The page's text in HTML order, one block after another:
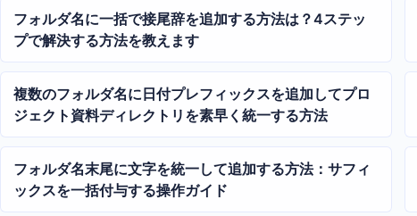
フォルダ名に一括で接尾辞を追加する方法は？4ステッ
プで解決する方法を教えます
複数のフォルダ名に日付プレフィックスを追加してプロ
ジェクト資料ディレクトリを素早く統一する方法
フォルダ名末尾に文字を統一して追加する方法：サフィ
ックスを一括付与する操作ガイド